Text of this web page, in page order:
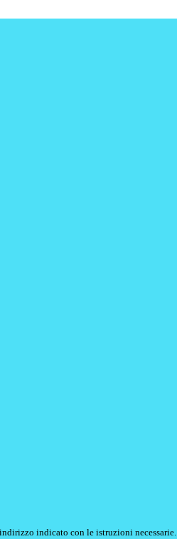
indicato con le istruzioni necessarie.